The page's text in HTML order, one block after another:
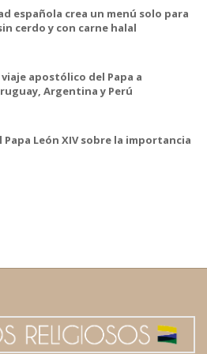
española crea un menú solo para
cerdo y con carne halal
apostólico del Papa a
Argentina y Perú
Papa León XIV sobre la importancia